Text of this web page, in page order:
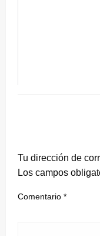
Tu dirección de
Los campos
Comentario *